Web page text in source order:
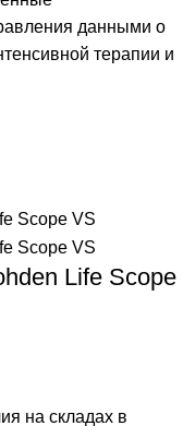
данными о
терапии и
Life Scope
на складах в